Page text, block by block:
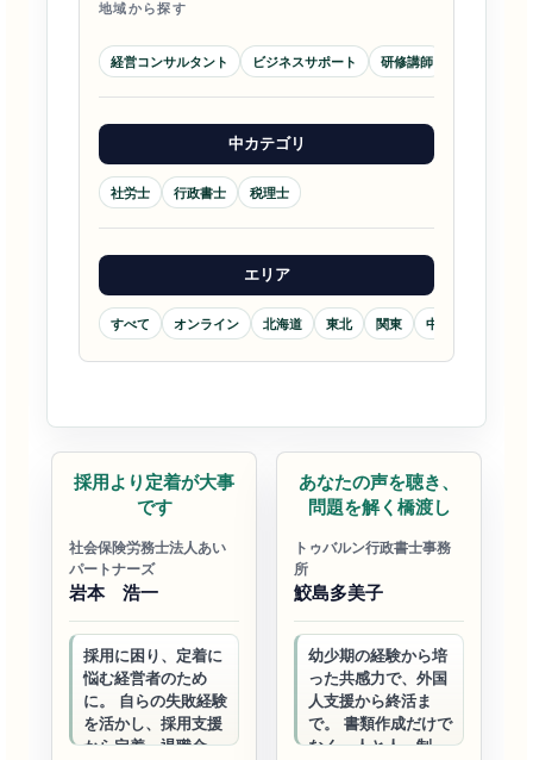
地域から探す
経営コンサルタント ビジネスサポート 研修講師
中カテゴリ
社労士 行政書士 税理士
エリア
すべて オンライン 北海道 東北 関東 中部
採用より定着が大事
です
社会保険労務士法人あい
パートナーズ
岩本 浩一
採用に困り、定着に
悩む経営者のため
に。 自らの失敗経験
を活かし、採用支援
から定着、退職金制
あなたの声を聴き、
問題を解く橋渡し
トゥバルン行政書士事務
所
鮫島多美子
幼少期の経験から培
った共感力で、外国
人支援から終活ま
で。 書類作成だけで
なく、人と人、制度